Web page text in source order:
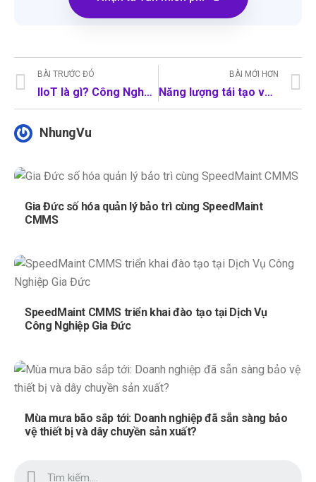
BÀI TRƯỚC ĐÓ
IIoT là gì? Công Nghệ Tương Lai của Ngành Công Nghiệp
BÀI MỚI HƠN
Năng lượng tái tạo và bền vững – Cho ngành thủy điện chuyển đổi số “xanh”
NhungVu
Gia Đức số hóa quản lý bảo trì cùng SpeedMaint
CMMS
SpeedMaint CMMS triển khai đào tạo tại Dịch Vụ
Công Nghiệp Gia Đức
Mùa mưa bão sắp tới: Doanh nghiệp đã sẵn sàng bảo
vệ thiết bị và dây chuyền sản xuất?